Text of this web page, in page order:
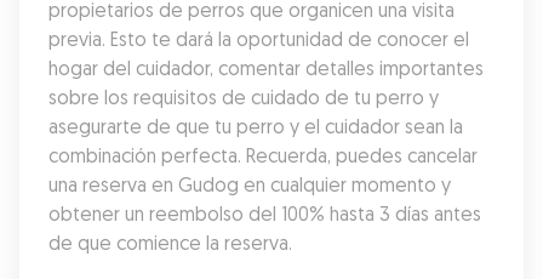
propietarios de perros que organicen una visita
previa. Esto te dará la oportunidad de conocer el
hogar del cuidador, comentar detalles importantes
sobre los requisitos de cuidado de tu perro y
asegurarte de que tu perro y el cuidador sean la
combinación perfecta. Recuerda, puedes cancelar
una reserva en Gudog en cualquier momento y
obtener un reembolso del 100% hasta 3 días antes
de que comience la reserva.